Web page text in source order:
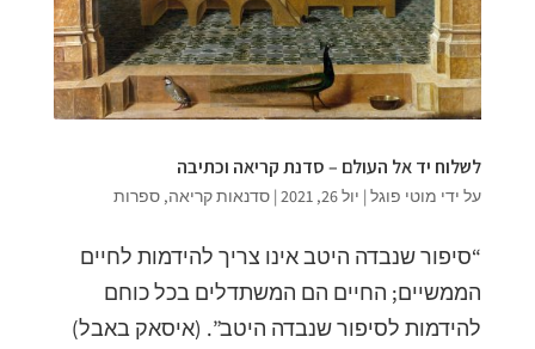
לשלוח יד אל העולם – סדנת קריאה וכתיבה
על ידי מוטי פוגל| יול 26, 2021 | סדנאות קריאה, ספרות
“סיפור שנבדה היטב אינו צריך להידמות לחיים
הממשיים; החיים הם המשתדלים בכל כוחם
להידמות לסיפור שנבדה היטב”. (איסאק באבל)